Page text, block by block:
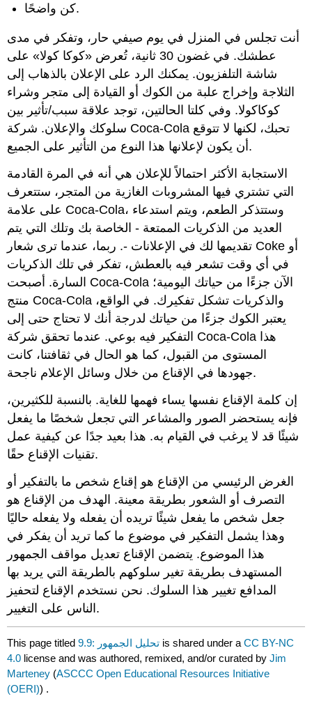
كن واضحًا.
أنت تجلس في المنزل في يوم صيفي حار، وتفكر في مدى
عطشك. في غضون 30 ثانية، تُعرض «كوكا كولا» على
شاشة التلفزيون. يمكنك الرد على الإعلان بالذهاب إلى
الثلاجة وإخراج علبة من الكوك أو القيادة إلى متجر وشراء
كوكاكولا. وفي كلتا الحالتين، توجد علاقة سبب/تأثير بين
سلوكك والإعلان. شركة Coca-Cola تحبك، لكنها لا تتوقع
أن يكون لإعلانها هذا النوع من التأثير على الجميع.
الاستجابة الأكثر احتمالاً للإعلان هي أنه في المرة القادمة
التي تشتري فيها المشروبات الغازية من المتجر، ستتعرف
على علامة Coca-Cola، وستتذكر الطعم، ويتم استدعاء
العديد من الذكريات الممتعة - الخاصة بك وتلك التي يتم
تقديمها لك في الإعلانات -. ربما، عندما ترى شعار Coke أو
في أي وقت تشعر فيه بالعطش، تفكر في تلك الذكريات
السارة. أصبحت Coca-Cola الآن جزءًا من حياتك اليومية؛
منتج Coca-Cola والذكريات تشكل تفكيرك. في الواقع،
يعتبر الكوك جزءًا من حياتك لدرجة أنك لا تحتاج حتى إلى
التفكير فيه بوعي. عندما تحقق شركة Coca-Cola هذا
المستوى من القبول، كما هو الحال في ثقافتنا، كانت
جهودها في الإقناع من خلال وسائل الإعلام ناجحة.
إن كلمة الإقناع نفسها يساء فهمها للغاية. بالنسبة للكثيرين،
فإنه يستحضر الصور والمشاعر التي تجعل شخصًا ما يفعل
شيئًا قد لا يرغب في القيام به. هذا بعيد جدًا عن كيفية عمل
تقنيات الإقناع حقًا.
الغرض الرئيسي من الإقناع هو إقناع شخص ما بالتفكير أو
التصرف أو الشعور بطريقة معينة. الهدف من الإقناع هو
جعل شخص ما يفعل شيئًا تريده أن يفعله ولا يفعله حاليًا
وهذا يشمل التفكير في موضوع ما كما تريد أن يفكر في
هذا الموضوع. يتضمن الإقناع تعديل مواقف الجمهور
المستهدف بطريقة تغير سلوكهم بالطريقة التي يريد بها
المدافع تغيير هذا السلوك. نحن نستخدم الإقناع لتحفيز
الناس على التغيير.
This page titled 9.9: تحليل الجمهور is shared under aCC BY-NC
4.0 license and was authored, remixed, and/or curated byJim
Marteney (ASCCC Open Educational Resources Initiative
(OERI)) .